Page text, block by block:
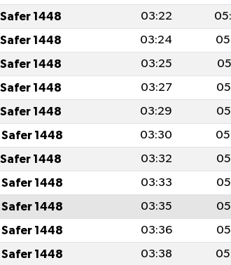
1448 03:22
1448 03:24
1448 03:25
1448 03:27
1448 03:29
1448 03:30
1448 03:32
1448 03:33
1448 03:35
1448 03:36
1448 03:38